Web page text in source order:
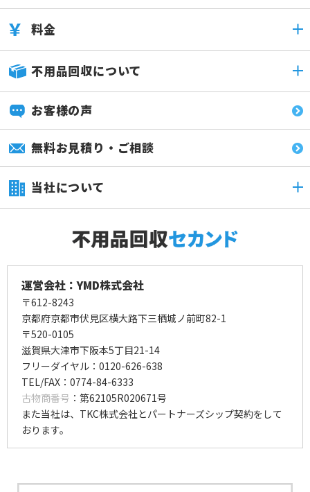
料金
不用品回収について
お客様の声
無料お見積り・ご相談
当社について
運営会社：YMD株式会社
〒612-8243
京都府京都市伏見区横大路下三栖城ノ前町82-1
〒520-0105
滋賀県大津市下阪本5丁目21-14
フリーダイヤル：0120-626-638
TEL/FAX：0774-84-6333
古物商番号 ：第62105R020671号
また当社は、TKC株式会社とパートナーズシップ契約をして
おります。